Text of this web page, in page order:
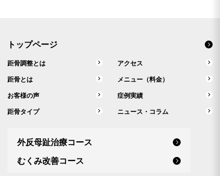
トップページ
距骨調整とは アクセス
距骨とは メニュー（料金）
お客様の声 症例実績
距骨タイプ ニュース・コラム
外反母趾治療コース
むくみ改善コース